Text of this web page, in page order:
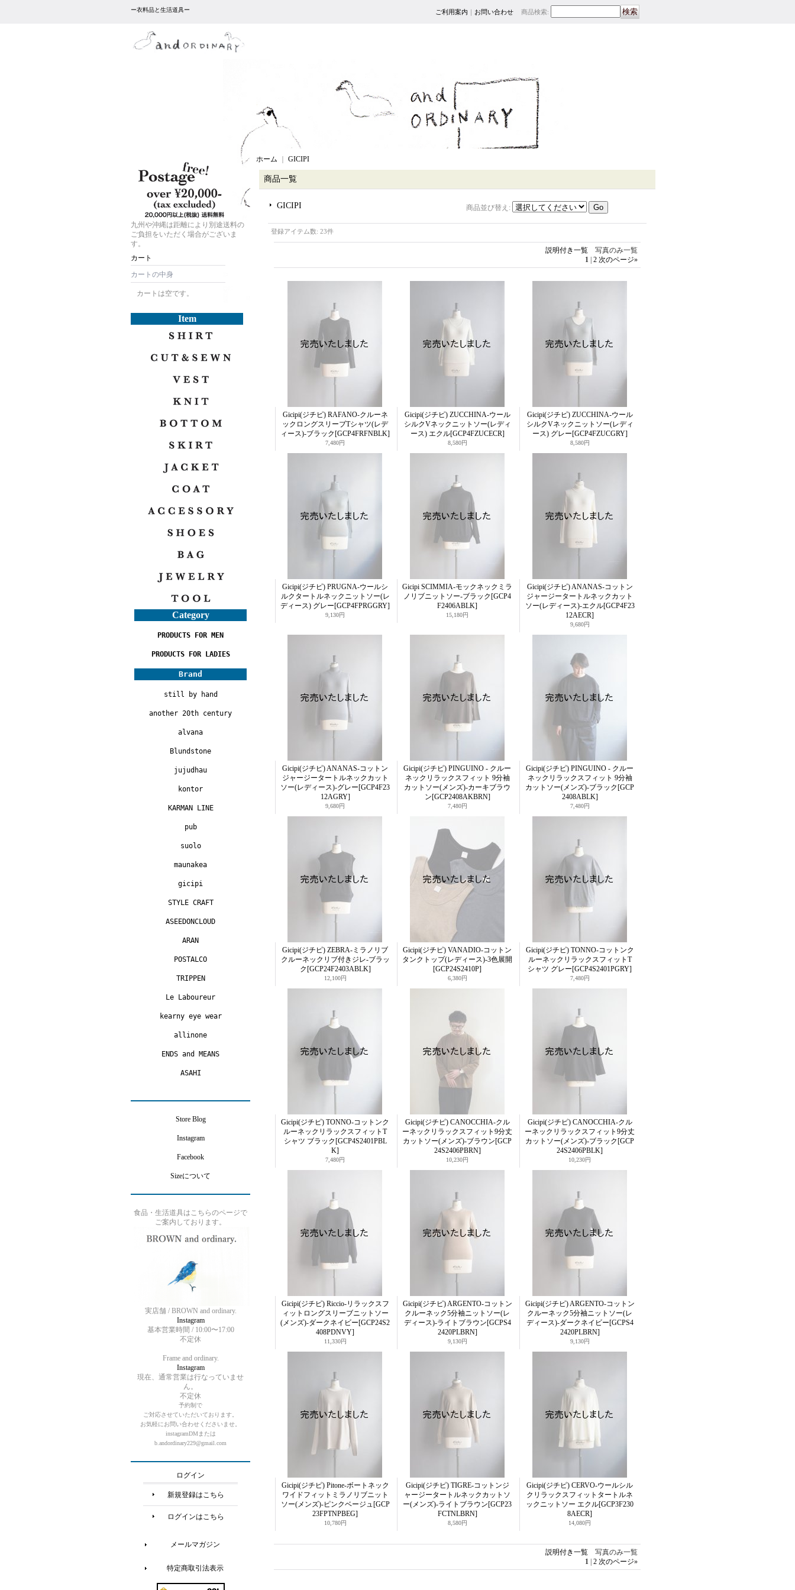
ー衣料品と生活道具ー ご利用案内 ｜ お問い合わせ 商品検索:
九州や沖縄は距離により別途送料の
ご負担をいただく場合がございま
す。
カート
カートの中身
カートは空です。
Item
Category
PRODUCTS FOR MEN
PRODUCTS FOR LADIES
Brand
still by hand
another 20th century
alvana
Blundstone
jujudhau
kontor
KARMAN LINE
pub
suolo
maunakea
gicipi
STYLE CRAFT
ASEEDONCLOUD
ARAN
POSTALCO
TRIPPEN
Le Laboureur
kearny eye wear
allinone
ENDS and MEANS
ASAHI
Store Blog
Instagram
Facebook
Sizeについて
食品・生活道具はこちらのページで
ご案内しております。
実店舗 / BROWN and ordinary.
Instagram
基本営業時間 / 10:00〜17:00
不定休
Frame and ordinary.
Instagram
現在、通常営業は行なっていませ
ん。
不定休
予約制で
ご対応させていただいております。
お気軽にお問い合わせくださいませ。
instagramDMまたは
b.andordinary229@gmail.com
ログイン
新規登録はこちら
ログインはこちら
メールマガジン
特定商取引法表示
ホーム GICIPI
商品一覧
GICIPI 商品並び替え :
登録アイテム数: 23件
説明付き一覧 写真のみ一覧
1 2 次のページ»
Gicipi(ジチピ) RAFANO-クルーネ
ックロングスリーブTシャツ(レデ
ィース)-ブラック [GCP4FRFNBLK]
7,480円
Gicipi(ジチピ) ZUCCHINA-ウール
シルクVネックニットソー(レディ
ース) エクル[GCP4FZUCECR]
8,580円
Gicipi(ジチピ) ZUCCHINA-ウール
シルクVネックニットソー(レディ
ース) グレー[GCP4FZUCGRY]
8,580円
Gicipi(ジチピ) PRUGNA-ウールシ
ルクタートルネックニットソー(レ
ディース) グレー[GCP4FPRGGRY]
9,130円
Gicipi SCIMMIA-モックネックミラ
ノリブニットソー-ブラック [GCP4
F2406ABLK]
15,180円
Gicipi(ジチピ) ANANAS-コットン
ジャージータートルネックカット
ソー(レディース)-エクル[GCP4F23
12AECR]
9,680円
Gicipi(ジチピ) ANANAS-コットン
ジャージータートルネックカット
ソー(レディース)-グレー[GCP4F23
12AGRY]
9,680円
Gicipi(ジチピ) PINGUINO - クルー
ネックリラックスフィット 9分袖
カットソー(メンズ)-カーキブラウ
ン[GCP2408AKBRN]
7,480円
Gicipi(ジチピ) PINGUINO - クルー
ネックリラックスフィット 9分袖
カットソー(メンズ)-ブラック [GCP
2408ABLK]
7,480円
Gicipi(ジチピ) ZEBRA-ミラノリブ
クルーネックリブ付きジレ-ブラッ
ク [GCP24F2403ABLK]
12,100円
Gicipi(ジチピ) VANADIO-コットン
タンクトップ(レディース)-3色展開
[GCP24S2410P]
6,380円
Gicipi(ジチピ) TONNO-コットンク
ルーネックリラックスフィットT
シャツ グレー[GCP4S2401PGRY]
7,480円
Gicipi(ジチピ) TONNO-コットンク
ルーネックリラックスフィットT
シャツ ブラック [GCP4S2401PBL
K]
7,480円
Gicipi(ジチピ) CANOCCHIA-クル
ーネックリラックスフィット9分丈
カットソー(メンズ)-ブラウン[GCP
24S2406PBRN]
10,230円
Gicipi(ジチピ) CANOCCHIA-クル
ーネックリラックスフィット9分丈
カットソー(メンズ)-ブラック [GCP
24S2406PBLK]
10,230円
Gicipi(ジチピ) Riccio-リラックスフ
ィットロングスリーブニットソー
(メンズ)-ダークネイビー[GCP24S2
408PDNVY]
11,330円
Gicipi(ジチピ) ARGENTO-コットン
クルーネック5分袖ニットソー(レ
ディース)-ライトブラウン[GCPS4
2420PLBRN]
9,130円
Gicipi(ジチピ) ARGENTO-コットン
クルーネック5分袖ニットソー(レ
ディース)-ダークネイビー[GCPS4
2420PLBRN]
9,130円
Gicipi(ジチピ) Pitone-ボートネック
ワイドフィットミラノリブニット
ソー(メンズ)-ピンクベージュ[GCP
23FPTNPBEG]
10,780円
Gicipi(ジチピ) TIGRE-コットンジ
ャージータートルネックカットソ
ー(メンズ)-ライトブラウン[GCP23
FCTNLBRN]
8,580円
Gicipi(ジチピ) CERVO-ウールシル
クリラックスフィットタートルネ
ックニットソー エクル[GCP3F230
8AECR]
14,080円
説明付き一覧 写真のみ一覧
1 2 次のページ»